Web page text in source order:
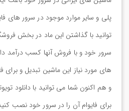
پلی و سایر موارد موجود در سرور های
توانید با گذاشتن این ماد در بخش
سرور خود و با فروش آنها کسب درآمد
های مورد نیاز این ماشین تبدیل و
برای فایوام آن را در سرور خود نصب